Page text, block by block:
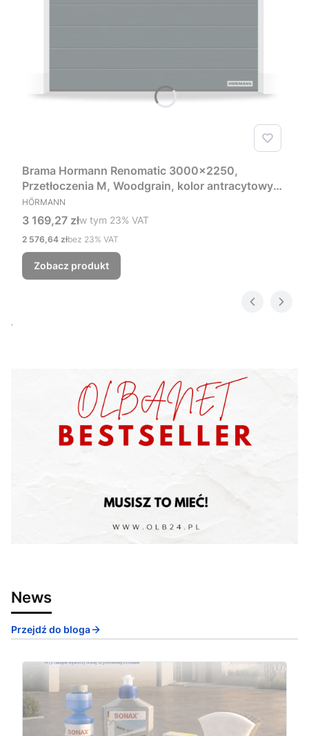
Brama Hormann Renomatic 3000x2250,
Przetłoczenia M, Woodgrain, kolor antracytowy
RAL 7016 + Prowadzenie Z
PRODUCENT
HÖRMANN
Cena brutto
3 169,27 złw tym %s VAT
w tym 23% VAT
Cena netto
2 576,64 złbez 23% VAT
Zobacz produkt
News
Przejdź do bloga